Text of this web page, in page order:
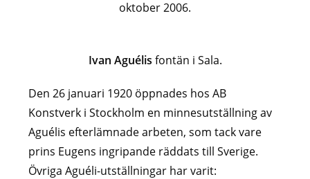
oktober 2006.
Ivan Aguélis fontän i Sala.
Den 26 januari 1920 öppnades hos AB
Konstverk i Stockholm en minnesutställning av
Aguélis efterlämnade arbeten, som tack vare
prins Eugens ingripande räddats till Sverige.
Övriga Aguéli-utställningar har varit: